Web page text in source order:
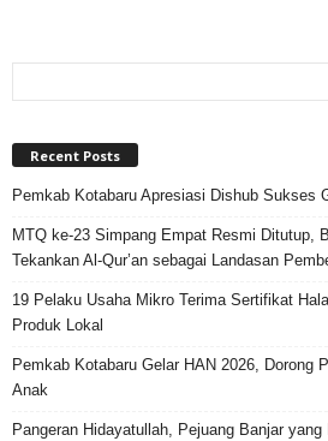
Recent Posts
Pemkab Kotabaru Apresiasi Dishub Sukses
MTQ ke-23 Simpang Empat Resmi Ditutup,
Tekankan Al-Qur’an sebagai Landasan
19 Pelaku Usaha Mikro Terima Sertifikat
Produk Lokal
Pemkab Kotabaru Gelar HAN 2026, Dorong
Anak
Pangeran Hidayatullah, Pejuang Banjar